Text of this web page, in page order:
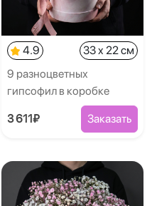
4.9
33 x 22 см
9 разноцветных
гипсофил в коробке
3 611₽ Заказать